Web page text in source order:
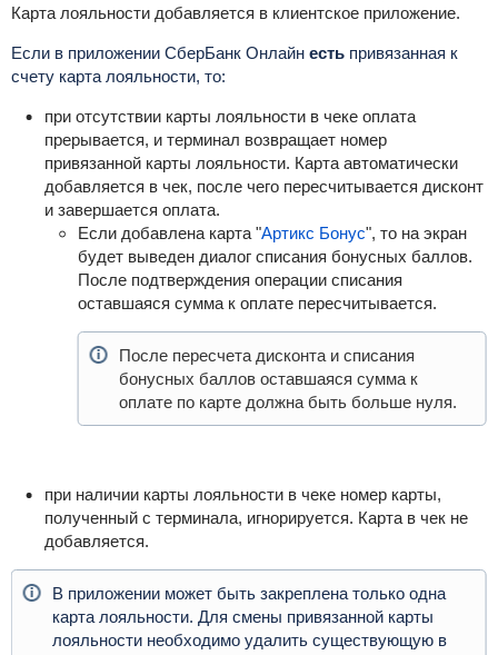
Карта лояльности добавляется в клиентское приложение.
Если в приложении СберБанк Онлайн естьпривязанная к
счету карта лояльности, то:
при отсутствии карты лояльности в чеке оплата
прерывается, и терминал возвращает номер
привязанной карты лояльности. Карта автоматически
добавляется в чек, после чего пересчитывается дисконт
и завершается оплата.
Если добавлена карта "Артикс Бонус", то на экран
будет выведен диалог списания бонусных баллов.
После подтверждения операции списания
оставшаяся сумма к оплате пересчитывается.
После пересчета дисконта и списания
бонусных баллов оставшаяся сумма к
оплате по карте должна быть больше нуля.
при наличии карты лояльности в чеке номер карты,
полученный с терминала, игнорируется. Карта в чек не
добавляется.
В приложении может быть закреплена только одна
карта лояльности. Для смены привязанной карты
лояльности необходимо удалить существующую в